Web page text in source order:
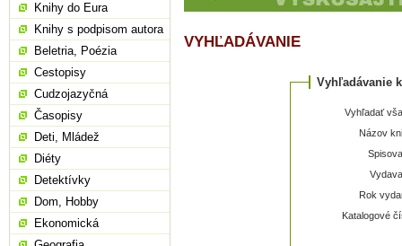
VYHĽADÁVANIE
Vyhľadávanie
Vyhľadať
Názov
Rok
Katalogové
Knihy do Eura
Knihy s podpisom autora
Beletria, Poézia
Cestopisy
Cudzojazyčná
Časopisy
Deti, Mládež
Diéty
Detektívky
Dom, Hobby
Ekonomická